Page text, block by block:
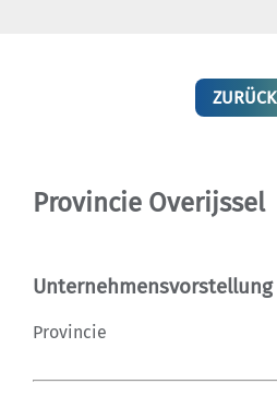
ZURÜCK
Provincie Overijssel
Unternehmensvorstellung
Provincie